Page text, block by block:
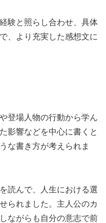
験と照らし合わせ、具体
、より充実した感想文に
登場人物の行動から学ん
影響などを中心に書くと
な書き方が考えられま
読んで、人生における選
られました。主人公のカ
ながらも自分の意志で前